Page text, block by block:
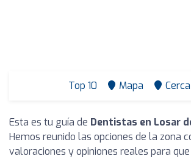
Top 10 Mapa
Esta es tu guía de Dentistas en Losar
Hemos reunido las opciones de la zona
valoraciones y opiniones reales para